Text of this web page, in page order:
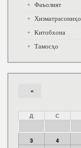
Фаъолият
Хизматрасониҳо
Китобхона
Тамосҳо
«
Д С
3
4